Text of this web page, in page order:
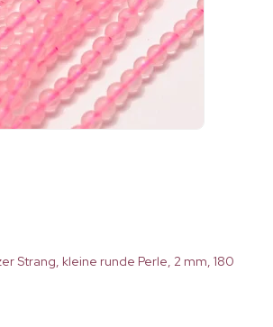
Strang, kleine runde Perle, 2 mm, 180